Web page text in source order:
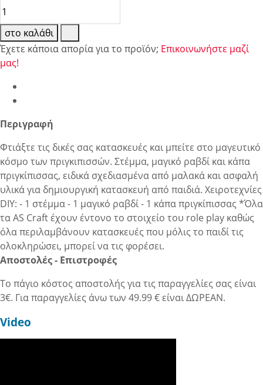
στο καλάθι
Έχετε κάποια απορία για το προϊόν; Επικοινωνήστε μαζί
μας!
Περιγραφή
Φτιάξτε τις δικές σας κατασκευές και μπείτε στο μαγευτικό
κόσμο των πριγκιπισσών. Στέμμα, μαγικό ραβδί και κάπα
πριγκίπισσας, ειδικά σχεδιασμένα από μαλακά και ασφαλή
υλικά για δημιουργική κατασκευή από παιδιά. Χειροτεχνίες
DIY: - 1 στέμμα - 1 μαγικό ραβδί - 1 κάπα πριγκίπισσας *Όλα
τα AS Craft έχουν έντονο το στοιχείο του role play καθώς
όλα περιλαμβάνουν κατασκευές που μόλις το παιδί τις
ολοκληρώσει, μπορεί να τις φορέσει.
Αποστολές - Επιστροφές
Το πάγιο κόστος αποστολής για τις παραγγελίες σας είναι
3€. Για παραγγελίες άνω των 49.99 € είναι ΔΩΡΕΑΝ.
Video